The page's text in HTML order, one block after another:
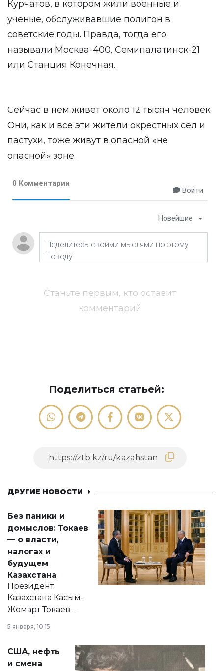
Курчатов, в котором жили военные и
ученые, обслуживавшие полигон в
советские годы. Правда, тогда его
называли Москва-400, Семипалатинск-21
или Станция Конечная.
Сейчас в нём живёт около 12 тысяч человек.
Они, как и все эти жители окрестных сёл и
пастухи, тоже живут в опасной «не
опасной» зоне.
0 Комментарии
Войти
Новейшие
Станьте первым, кто оставит
комментарий
Поделиться статьей:
ДРУГИЕ НОВОСТИ
Без паники и
домыслов: Токаев
— о власти,
налогах и
будущем
Казахстана
Президент
Казахстана Касым-
Жомарт Токаев
сразу несколько
актуальных тем —
от слухов о
политических
5 января, 10:15
США, нефть
и смена